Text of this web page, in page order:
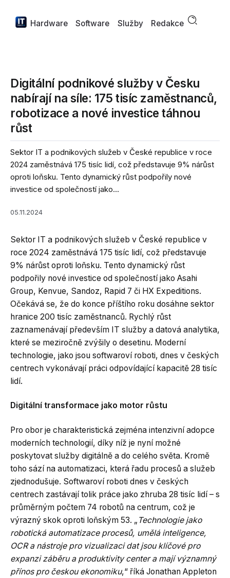
Hardware Software Služby Redakce
Digitální podnikové služby v Česku
nabírají na síle: 175 tisíc zaměstnanců,
robotizace a nové investice táhnou
růst
Sektor IT a podnikových služeb v České republice v roce
2024 zaměstnává 175 tisíc lidí, což představuje 9% nárůst
oproti loňsku. Tento dynamický růst podpořily nové
investice od společností jako...
05.11.2024
Sektor IT a podnikových služeb v České republice v
roce 2024 zaměstnává 175 tisíc lidí, což představuje
9% nárůst oproti loňsku. Tento dynamický růst
podpořily nové investice od společností jako Asahi
Group, Kenvue, Sandoz, Rapid 7 či HX Expeditions.
Očekává se, že do konce příštího roku dosáhne sektor
hranice 200 tisíc zaměstnanců. Rychlý růst
zaznamenávají především IT služby a datová analytika,
které se meziročně zvýšily o desetinu. Moderní
technologie, jako jsou softwaroví roboti, dnes v českých
centrech vykonávají práci odpovídající kapacitě 28 tisíc
lidí.
Digitální transformace jako motor růstu
Pro obor je charakteristická zejména intenzivní adopce
moderních technologií, díky níž je nyní možné
poskytovat služby digitálně a do celého světa. Kromě
toho sází na automatizaci, která řadu procesů a služeb
zjednodušuje. Softwaroví roboti dnes v českých
centrech zastávají tolik práce jako zhruba 28 tisíc lidí – s
průměrným počtem 74 robotů na centrum, což je
výrazný skok oproti loňským 53. „ Technologie jako
robotická automatizace procesů, umělá inteligence,
OCR a nástroje pro vizualizaci dat jsou klíčové pro
expanzi záběru a produktivity center a mají významný
přínos pro českou ekonomiku,“ říká Jonathan Appleton